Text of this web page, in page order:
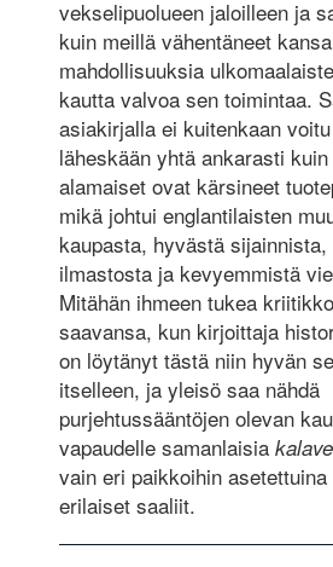
vekselipuolueen jaloilleen ja
kuin meillä vähentäneet
mahdollisuuksia
kautta valvoa sen toimintaa.
asiakirjalla ei kuitenkaan
läheskään yhtä ankarasti
alamaiset ovat kärsineet
mikä johtui englantilaisten
kaupasta, hyvästä
ilmastosta ja kevyemmistä
Mitähän ihmeen tukea
saavansa, kun kirjoittaja
on löytänyt tästä niin hyvän
itselleen, ja yleisö saa nähdä
purjehtussääntöjen olevan
vapaudelle samanlaisia
vain eri paikkoihin
erilaiset saaliit.